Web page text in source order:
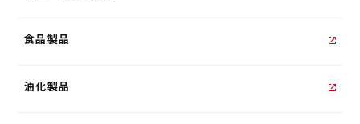
食品製品
油化製品